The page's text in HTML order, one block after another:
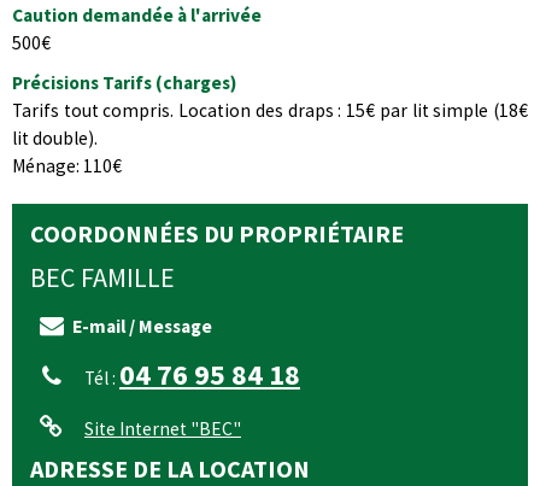
Caution demandée à l'arrivée
500€
Précisions Tarifs (charges)
Tarifs tout compris. Location des draps : 15€ par lit simple (18€
lit double).
Ménage: 110€
COORDONNÉES DU PROPRIÉTAIRE
BEC FAMILLE
E-mail / Message
Tél : 04 76 95 84 18
Site Internet "BEC"
ADRESSE DE LA LOCATION